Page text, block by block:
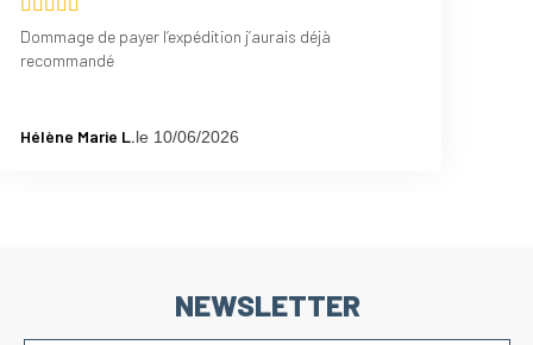
Dommage de payer l’expédition j’aurais déjà
recommandé
Hélène Marie L.le 10/06/2026
NEWSLETTER